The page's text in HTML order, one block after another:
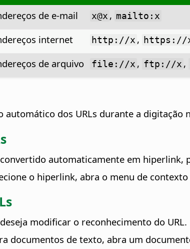
de e-mail
x@x , mailto:x
internet http://x , https://
de arquivo file://x , ftp://x ,
dos URLs durante a digitação
automaticamente em hiperlink,
o hiperlink, abra o menu de contexto
modificar o reconhecimento do URL.
documentos de texto, abra um